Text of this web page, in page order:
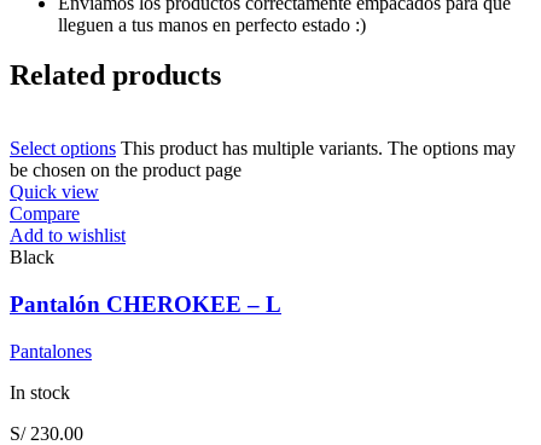
lleguen a tus manos en perfecto estado :)
Related products
Select options This product has multiple variants. The options may
be chosen on the product page
Quick view
Compare
Add to wishlist
Black
Pantalón CHEROKEE – L
Pantalones
In stock
S/230.00